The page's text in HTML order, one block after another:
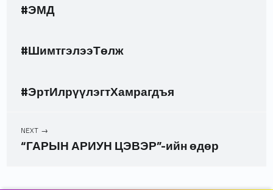
#ЭМД
#ШимтгэлээТөлж
#ЭртИлрүүлэгтХамрагдъя
NEXT
“ГАРЫН АРИУН ЦЭВЭР”-ийн өдөр